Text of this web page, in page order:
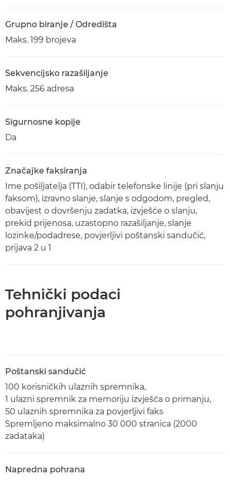
Grupno biranje / Odredišta
Maks. 199 brojeva
Sekvencijsko razašiljanje
Maks. 256 adresa
Sigurnosne kopije
Da
Značajke faksiranja
Ime pošiljatelja (TTI), odabir telefonske linije (pri slanju
faksom), izravno slanje, slanje s odgodom, pregled,
obavijest o dovršenju zadatka, izvješće o slanju,
prekid prijenosa, uzastopno razašiljanje, slanje
lozinke/podadrese, povjerljivi poštanski sandučić,
prijava 2 u 1
Tehnički podaci
pohranjivanja
Poštanski sandučić
100 korisničkih ulaznih spremnika,
1 ulazni spremnik za memoriju izvješća o primanju,
50 ulaznih spremnika za povjerljivi faks
Spremljeno maksimalno 30 000 stranica (2000
zadataka)
Napredna pohrana